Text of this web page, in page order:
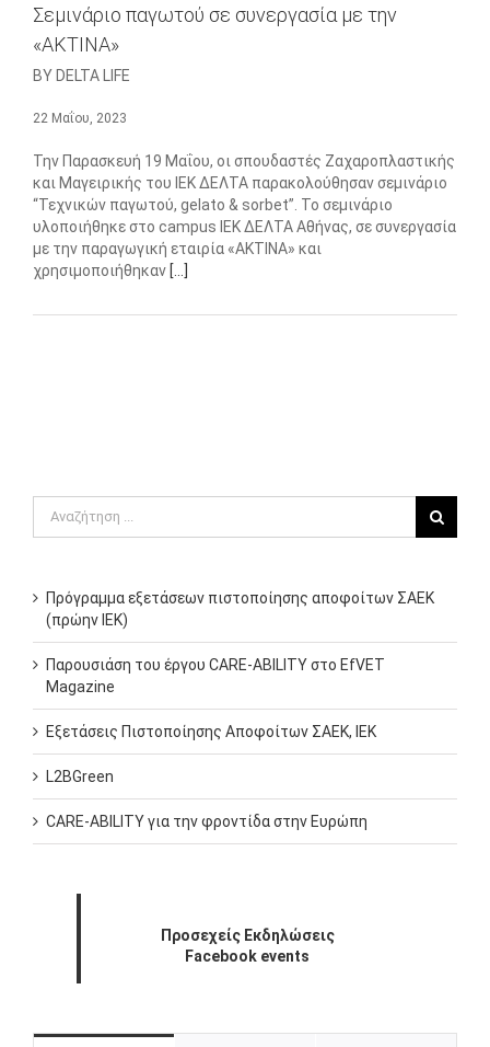
Σεμινάριο παγωτού σε συνεργασία με την
«ΑΚΤΙΝΑ»
BY DELTA LIFE
22 Μαΐου, 2023
Την Παρασκευή 19 Μαΐου, οι σπουδαστές Ζαχαροπλαστικής
και Μαγειρικής του ΙΕΚ ΔΕΛΤΑ παρακολούθησαν σεμινάριο
“Τεχνικών παγωτού, gelato & sorbet”. Το σεμινάριο
υλοποιήθηκε στο campus ΙΕΚ ΔΕΛΤΑ Αθήνας, σε συνεργασία
με την παραγωγική εταιρία «ΑΚΤΙΝΑ» και
χρησιμοποιήθηκαν [...]
για:
Πρόγραμμα εξετάσεων πιστοποίησης αποφοίτων ΣΑΕΚ
(πρώην ΙΕΚ)
Παρουσιάση του έργου CARE-ABILITY στο EfVET
Magazine
Εξετάσεις Πιστοποίησης Αποφοίτων ΣΑΕΚ, ΙΕΚ
L2BGreen
CARE-ABILITY για την φροντίδα στην Ευρώπη
Προσεχείς Εκδηλώσεις
Facebook events